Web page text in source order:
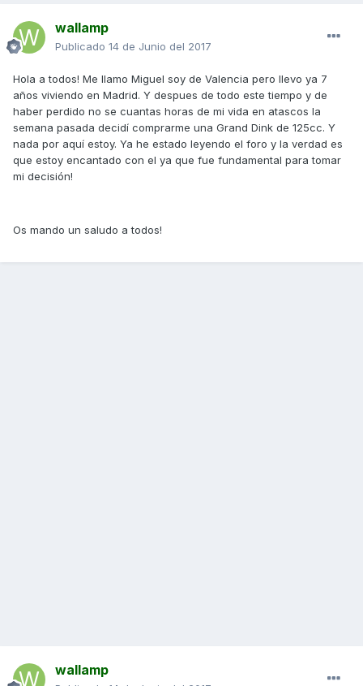
wallamp
Publicado 14 de Junio del 2017
Hola a todos! Me llamo Miguel soy de Valencia pero llevo ya 7
años viviendo en Madrid. Y despues de todo este tiempo y de
haber perdido no se cuantas horas de mi vida en atascos la
semana pasada decidí comprarme una Grand Dink de 125cc. Y
nada por aquí estoy. Ya he estado leyendo el foro y la verdad es
que estoy encantado con el ya que fue fundamental para tomar
mi decisión!
Os mando un saludo a todos!
wallamp